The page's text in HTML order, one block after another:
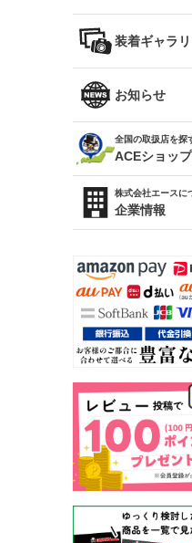
クラウンマジェスタ
アリスト
ソアラ
アルテッツァ
プロボックス
RAV4
Z32 フェアレディZ
R34 スカイラ
スカイライン
（ER34/R33/
キャラバン
ローレル
セフィーロ
バッグ
ファッション
雑貨・ステー
ベビー用品
装着ギャラ
お知らせ
全国の取扱店を探
ACEショッ
株式会社エースに
企業情報